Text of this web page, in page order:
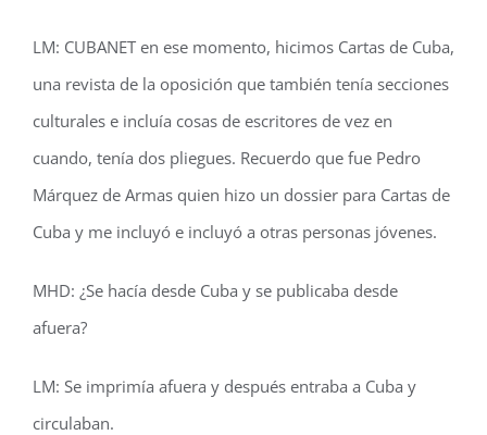
LM: CUBANET en ese momento, hicimos Cartas de Cuba,
una revista de la oposición que también tenía secciones
culturales e incluía cosas de escritores de vez en
cuando, tenía dos pliegues. Recuerdo que fue Pedro
Márquez de Armas quien hizo un dossier para Cartas de
Cuba y me incluyó e incluyó a otras personas jóvenes.
MHD: ¿Se hacía desde Cuba y se publicaba desde
afuera?
LM: Se imprimía afuera y después entraba a Cuba y
circulaban.